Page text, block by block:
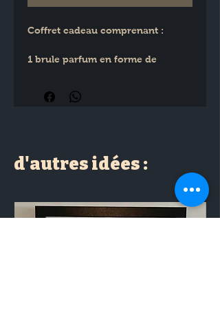
Coffret cadeau comprenant :
1 brule parfum en forme de
1 fondant parfumé en cire végétale
d'autres idées :